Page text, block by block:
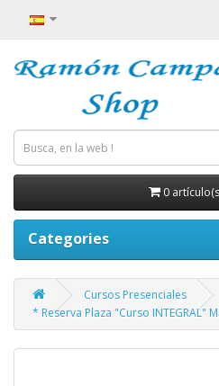
0
Categories
Cursos Presenciales
* Reserva Plaza "Curso INTEGRAL"